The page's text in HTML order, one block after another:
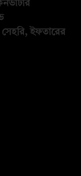
সেহরি, ইফতারের